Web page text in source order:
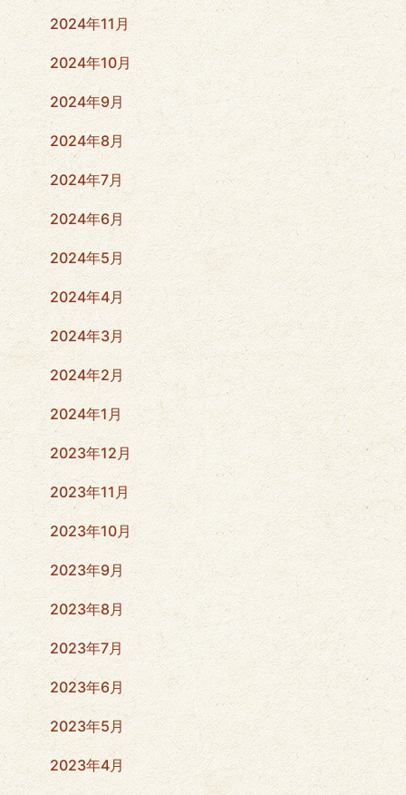
2024年11月
2024年10月
2024年9月
2024年8月
2024年7月
2024年6月
2024年5月
2024年4月
2024年3月
2024年2月
2024年1月
2023年12月
2023年11月
2023年10月
2023年9月
2023年8月
2023年7月
2023年6月
2023年5月
2023年4月